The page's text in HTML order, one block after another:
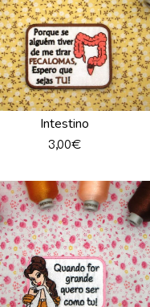
Intestino
3,00€